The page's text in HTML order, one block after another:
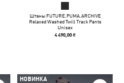
Штаны FUTURE.PUMA.ARCHIVE
Relaxed Washed Twill Track Pants
Unisex
4 490,00 ₴
НОВИНКА